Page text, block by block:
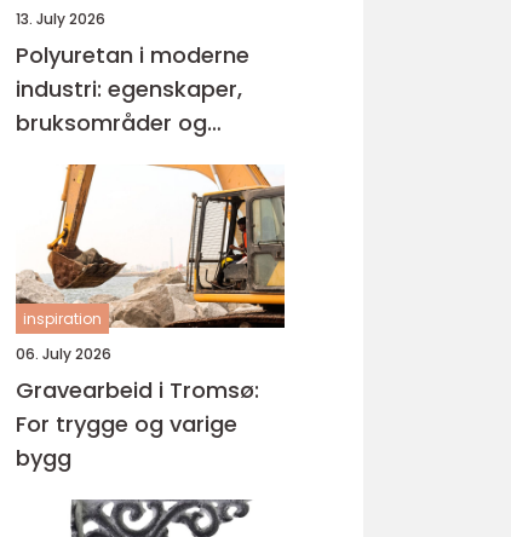
13. July 2026
Polyuretan i moderne
industri: egenskaper,
bruksområder og
fordeler
inspiration
06. July 2026
Gravearbeid i Tromsø:
For trygge og varige
bygg